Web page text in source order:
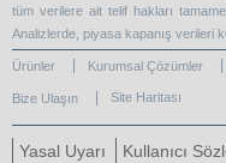
tüm verilere ait telif hakları
Analizlerde, piyasa kapanış verileri
Ürünler Kurumsal Çözümler
Bize Ulaşın Site Haritası
Yasal Uyarı Kullanıcı